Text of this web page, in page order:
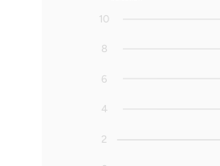
2
4
6
8
10